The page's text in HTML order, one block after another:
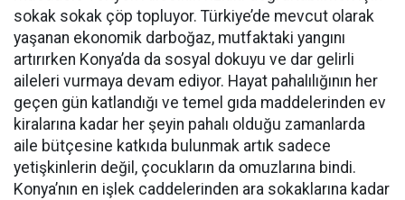
sokak sokak çöp topluyor. Türkiye’de mevcut olarak
yaşanan ekonomik darboğaz, mutfaktaki yangını
artırırken Konya’da da sosyal dokuyu ve dar gelirli
aileleri vurmaya devam ediyor. Hayat pahalılığının her
geçen gün katlandığı ve temel gıda maddelerinden ev
kiralarına kadar her şeyin pahalı olduğu zamanlarda
aile bütçesine katkıda bulunmak artık sadece
yetişkinlerin değil, çocukların da omuzlarına bindi.
Konya’nın en işlek caddelerinden ara sokaklarına kadar